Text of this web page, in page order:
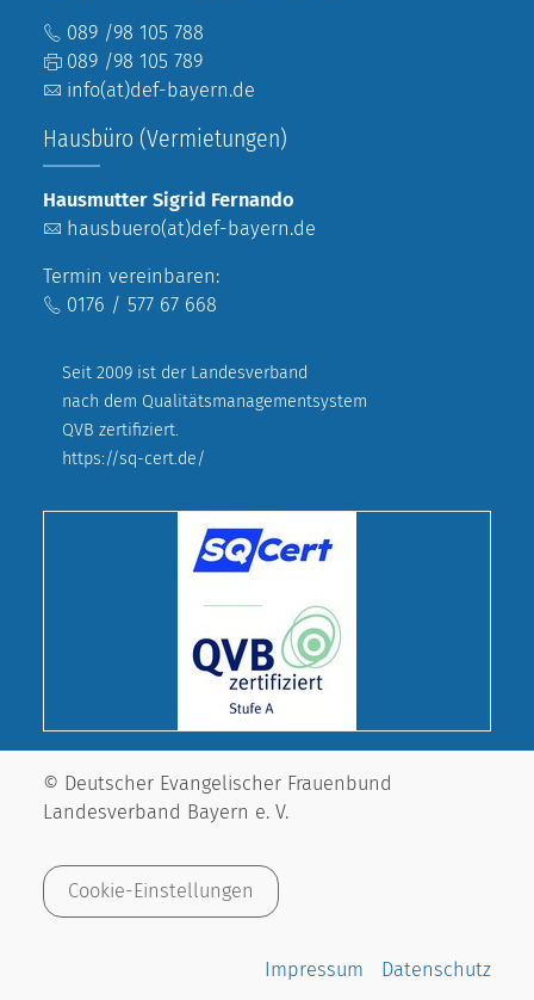
089 /98 105 788
089 /98 105 789
info(at)def-bayern.de
Hausbüro (Vermietungen)
Hausmutter Sigrid Fernando
hausbuero(at)def-bayern.de
Termin vereinbaren:
0176 / 577 67 668
Seit 2009 ist der Landesverband
nach dem Qualitätsmanagementsystem
QVB zertifiziert.
https://sq-cert.de/
© Deutscher Evangelischer Frauenbund
Landesverband Bayern e. V.
Cookie-Einstellungen
Impressum Datenschutz